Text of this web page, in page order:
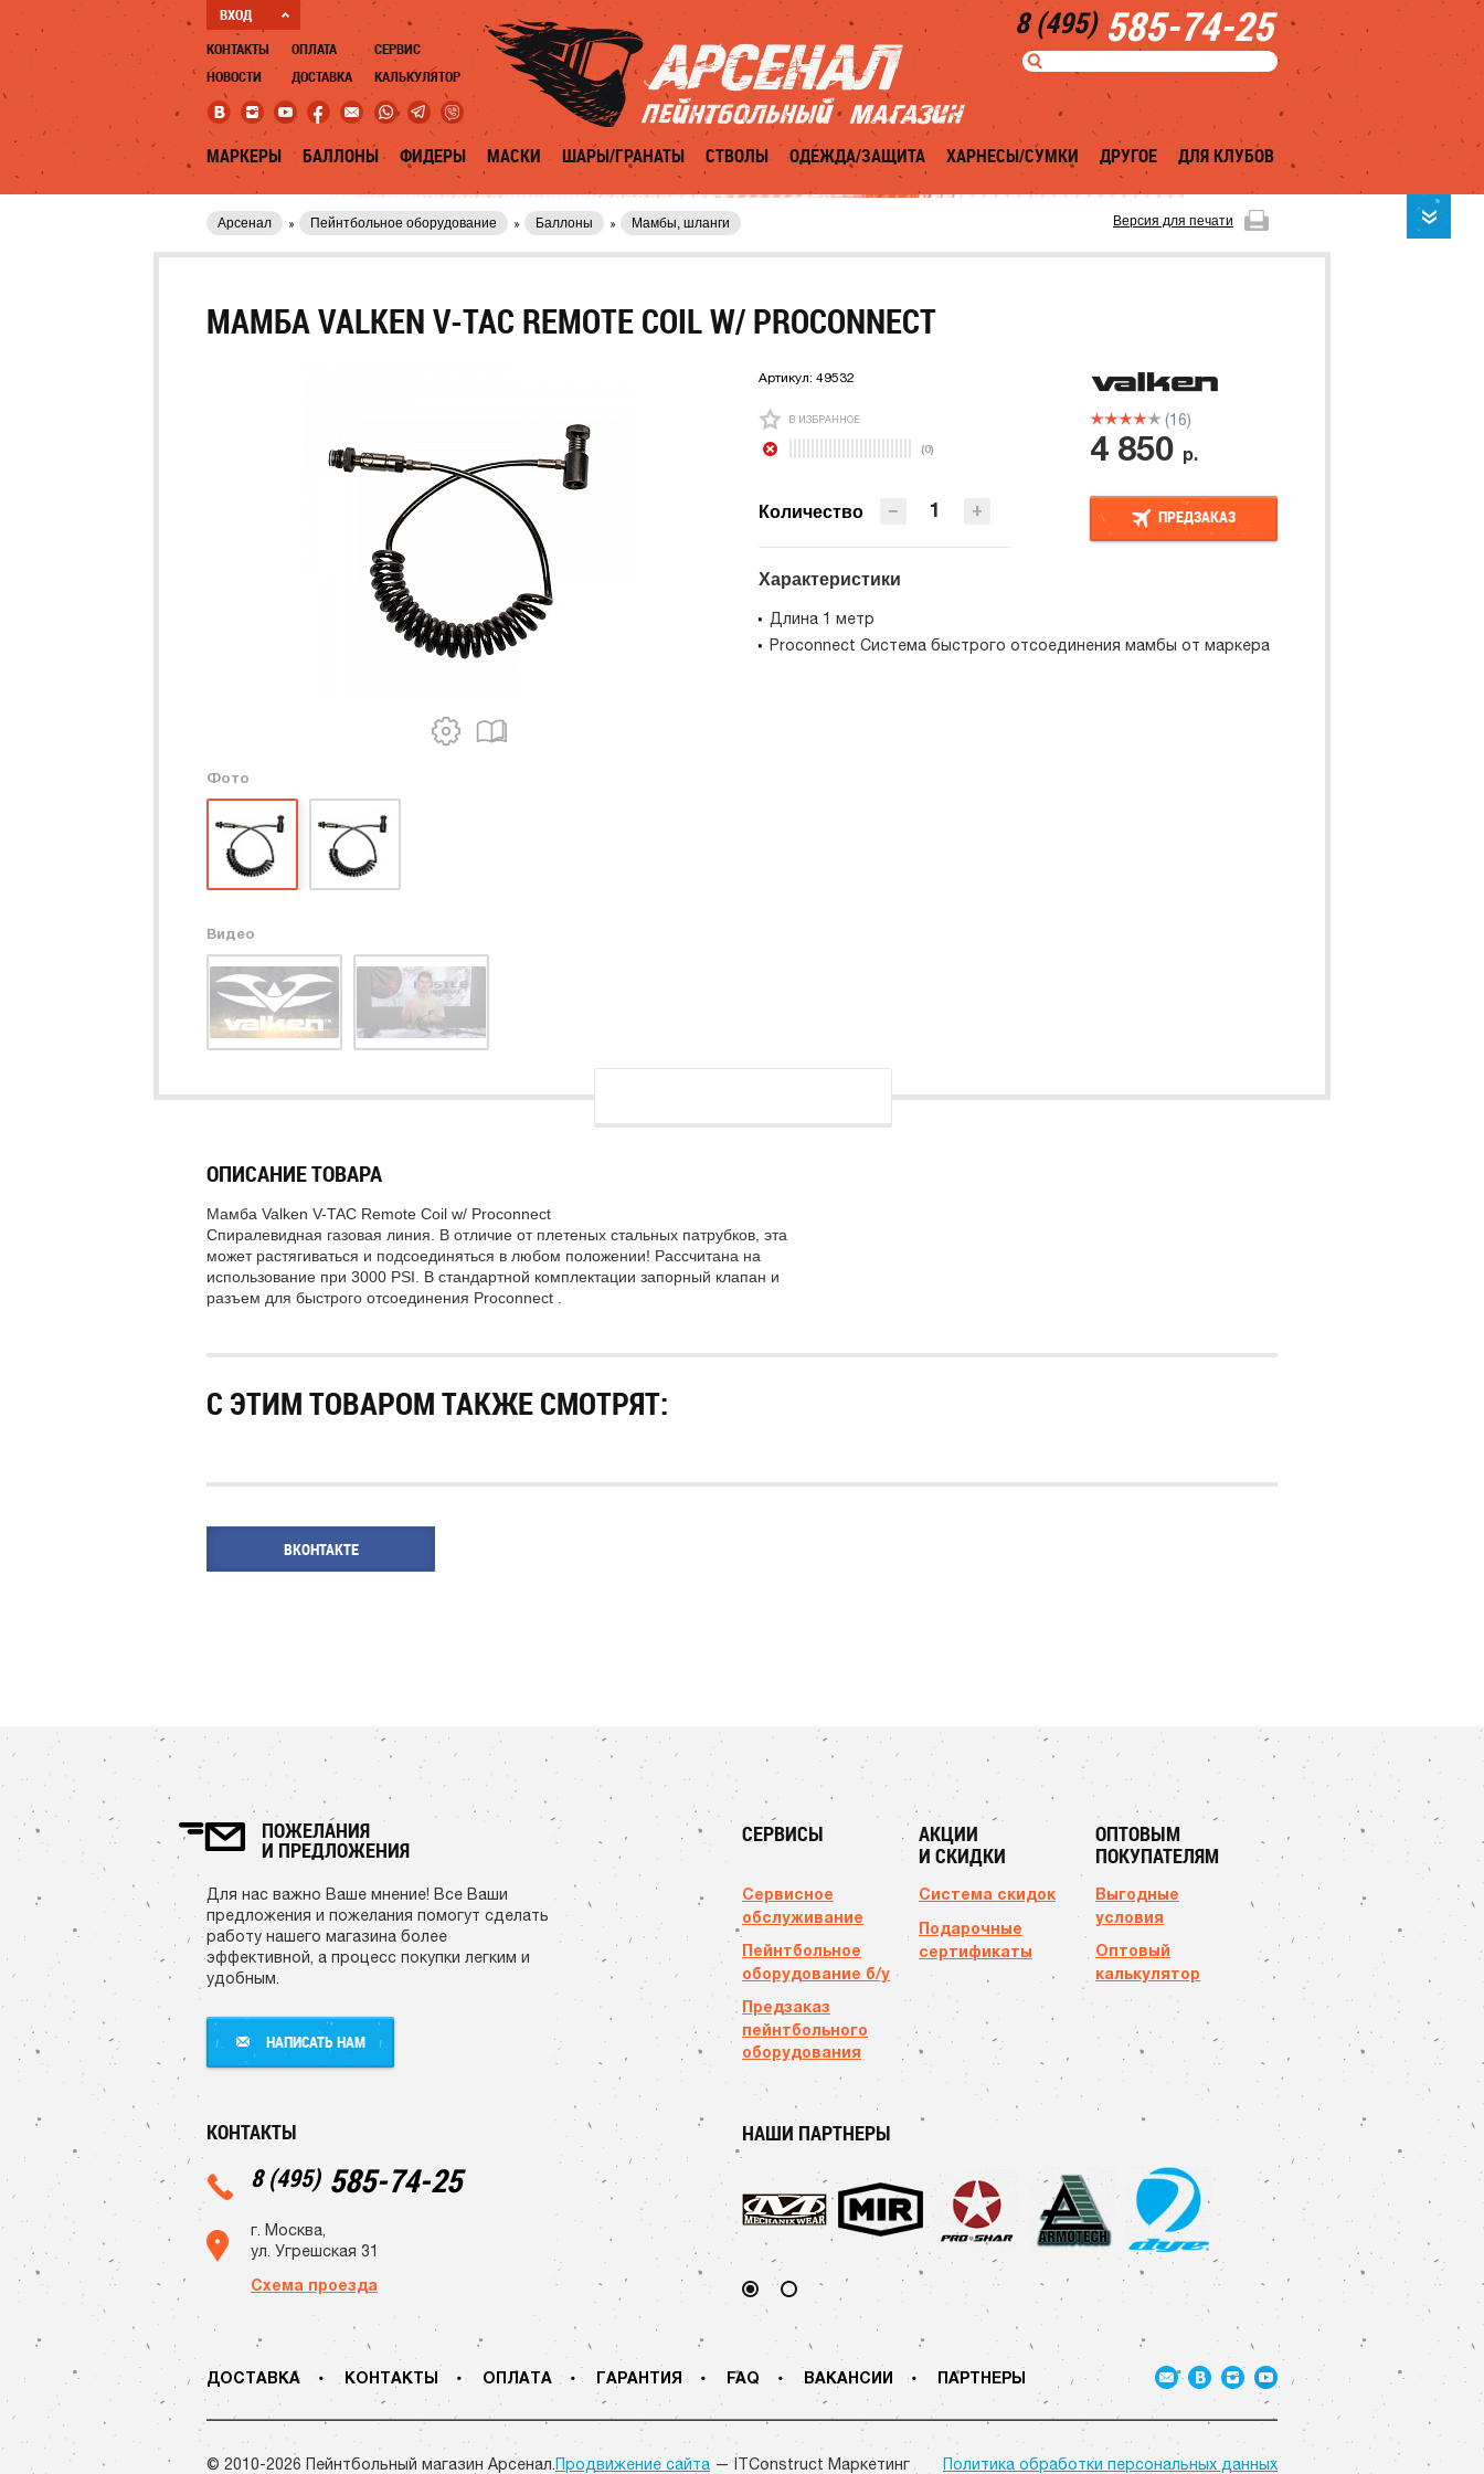
8 (495)585-74-25
ВХОД
КОНТАКТЫ
НОВОСТИ
ОПЛАТА
ДОСТАВКА
СЕРВИС
КАЛЬКУЛЯТОР
МАРКЕРЫ БАЛЛОНЫ ФИДЕРЫ МАСКИ ШАРЫ/ГРАНАТЫ СТВОЛЫ ОДЕЖДА/ЗАЩИТА ХАРНЕСЫ/СУМКИ ДРУГОЕ ДЛЯ КЛУБОВ
Арсенал Пейнтбольное оборудование Баллоны Мамбы, шланги Версия для печати
МАМБА VALKEN V-TAC REMOTE COIL W/ PROCONNECT
Фото
Видео
(16)
4 850 р.
ПРЕДЗАКАЗ
Артикул: 49532
В ИЗБРАННОЕ
(0)
Количество +
−
Характеристики
Длина 1 метр
Proconnect Система быстрого отсоединения мамбы от маркера
ОПИСАНИЕ ТОВАРА
Мамба Valken V-TAC Remote Coil w/ Proconnect
Спиралевидная газовая линия. В отличие от плетеных стальных патрубков, эта
может растягиваться и подсоединяться в любом положении! Рассчитана на
использование при 3000 PSI. В стандартной комплектации запорный клапан и
разъем для быстрого отсоединения Proconnect .
С ЭТИМ ТОВАРОМ ТАКЖЕ СМОТРЯТ:
ВКОНТАКТЕ
СЕРВИСЫ
Сервисное
обслуживание
Пейнтбольное
оборудование б/у
Предзаказ
пейнтбольного
оборудования
АКЦИИ
И СКИДКИ
Система скидок
Подарочные
сертификаты
ОПТОВЫМ
ПОКУПАТЕЛЯМ
Выгодные
условия
Оптовый
калькулятор
ПОЖЕЛАНИЯ
И ПРЕДЛОЖЕНИЯ
Для нас важно Ваше мнение! Все Ваши
предложения и пожелания помогут сделать
работу нашего магазина более
эффективной, а процесс покупки легким и
удобным.
НАПИСАТЬ НАМ
НАШИ ПАРТНЕРЫ
КОНТАКТЫ
8 (495) 585-74-25
г. Москва,
ул. Угрешская 31
Схема проезда
ДОСТАВКА КОНТАКТЫ ОПЛАТА ГАРАНТИЯ FAQ ВАКАНСИИ ПАРТНЕРЫ
Политика обработки персональных данных
Продвижение сайта — ITConstruct Маркетинг
© 2010-2026 Пейнтбольный магазин Арсенал.